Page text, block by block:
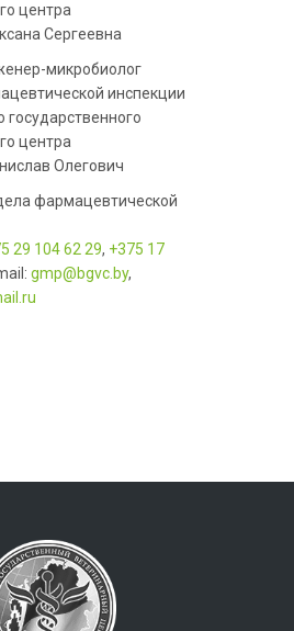
центра
Сергеевна
микробиолог
инспекции
государственного
центра
Олегович
фармацевтической
29 104 62 29, +375 17
gmp@bgvc.by,